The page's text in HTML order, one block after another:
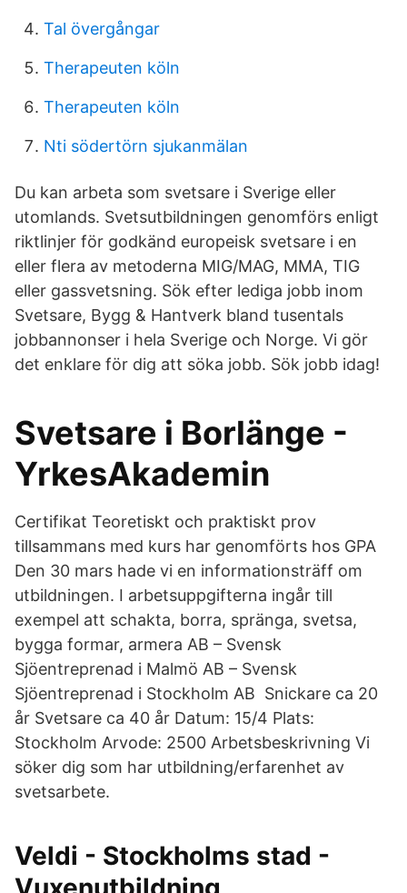
Tal övergångar
Therapeuten köln
Therapeuten köln
Nti södertörn sjukanmälan
Du kan arbeta som svetsare i Sverige eller
utomlands. Svetsutbildningen genomförs enligt
riktlinjer för godkänd europeisk svetsare i en
eller flera av metoderna MIG/MAG, MMA, TIG
eller gassvetsning. Sök efter lediga jobb inom
Svetsare, Bygg & Hantverk bland tusentals
jobbannonser i hela Sverige och Norge. Vi gör
det enklare för dig att söka jobb. Sök jobb idag!
Svetsare i Borlänge -
YrkesAkademin
Certifikat Teoretiskt och praktiskt prov
tillsammans med kurs har genomförts hos GPA
Den 30 mars hade vi en informationsträff om
utbildningen. I arbetsuppgifterna ingår till
exempel att schakta, borra, spränga, svetsa,
bygga formar, armera AB – Svensk
Sjöentreprenad i Malmö AB – Svensk
Sjöentreprenad i Stockholm AB Snickare ca 20
år Svetsare ca 40 år Datum: 15/4 Plats:
Stockholm Arvode: 2500 Arbetsbeskrivning Vi
söker dig som har utbildning/erfarenhet av
svetsarbete.
Veldi - Stockholms stad -